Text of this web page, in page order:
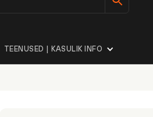
TEENUSED | KASULIK INFO